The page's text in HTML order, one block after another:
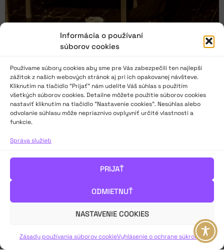
Informácia o používaní
súborov cookies
Používame súbory cookies aby sme pre Vás zabezpečili ten najlepší
zážitok z našich webových stránok aj pri ich opakovanej návšteve.
Kliknutím na tlačidlo “Prijať” nám udelíte Váš súhlas s použitím
všetkých súborov cookies. Detailne môžete použitie súborov cookies
nastaviť kliknutím na tlačidlo "Nastavenie cookies". Nesúhlas alebo
odvolanie súhlasu môže nepriaznivo ovplyvniť určité vlastnosti a
funkcie.
Správa služieb
PRIJAŤ
ODMIETNUŤ
NASTAVENIE COOKIES
Zásady používania súborov cookieVyhlásenie o ochrane súkromia
Ako urobiť lacno a rýchlo úspešné ochotnícke
divadlo. Časť piata: Činohra
K prvej sérii metodických materiálov Javiska ako online
platformy sme si dovolili pristúpiť s dávkou recesie. Jedným z
najkreatívnejších v tejto oblasti je nepochybne dramatik,
dramaturg a režisér Karol Horváth. V piatej časti sa venuje
činohre ako „kráľovskému divadelnému žánru“. Úspešné
čítanie!